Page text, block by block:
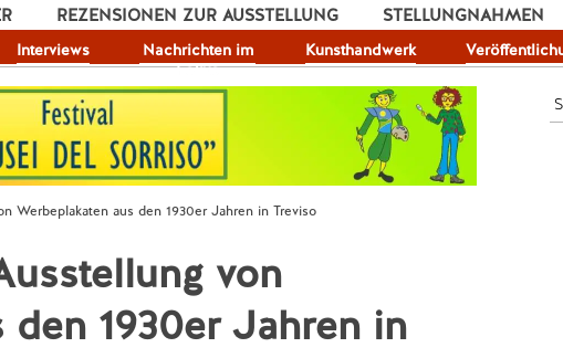
Interviews
Nachrichten im
Fokus
Kunsthandwerk
REZENSIONEN ZUR AUSSTELLUNG STELLUNGNAHMEN
Werbeplakaten aus den 1930er Jahren in Treviso
von
1930er Jahren in